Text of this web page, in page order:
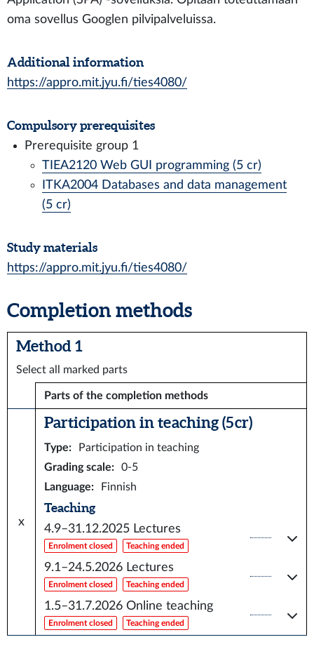
oma sovellus Googlen pilvipalveluissa.
Additional information
https://appro.mit.jyu.fi/ties4080/
Compulsory prerequisites
Prerequisite group 1
TIEA2120 Web GUI programming (5 cr)
ITKA2004 Databases and data management
(5 cr)
Study materials
https://appro.mit.jyu.fi/ties4080/
Completion methods
Method 1
Select all marked parts
Parts of the completion methods
x
Participation in teaching (5 cr)
Type:
Participation in teaching
Grading scale:
0-5
Language: Finnish
Teaching
4.9–31.12.2025 Lectures
Enrolment closed Teaching ended
9.1–24.5.2026 Lectures
Enrolment closed Teaching ended
1.5–31.7.2026 Online teaching
Enrolment closed Teaching ended